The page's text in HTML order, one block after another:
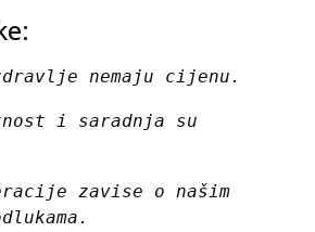
nemaju cijenu.
i saradnja su
zavise o našim